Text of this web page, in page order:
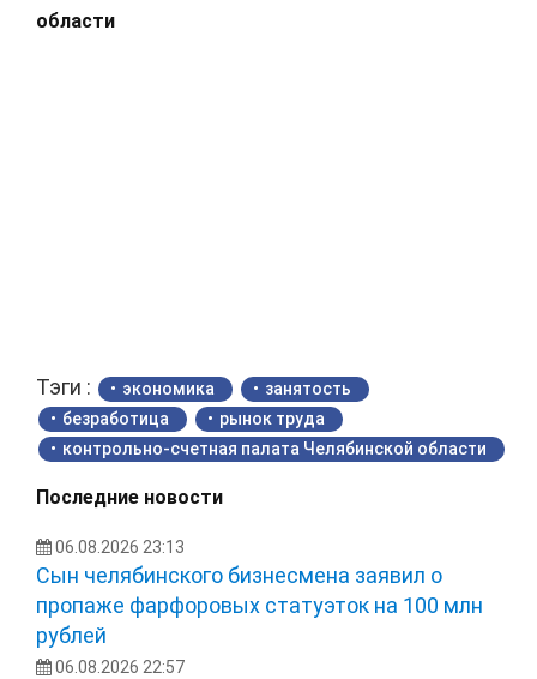
области
Тэги : экономика
занятость
безработица
рынок труда
контрольно-счетная палата Челябинской области
Последние новости
06.08.2026 23:13
Сын челябинского бизнесмена заявил о
пропаже фарфоровых статуэток на 100 млн
рублей
06.08.2026 22:57